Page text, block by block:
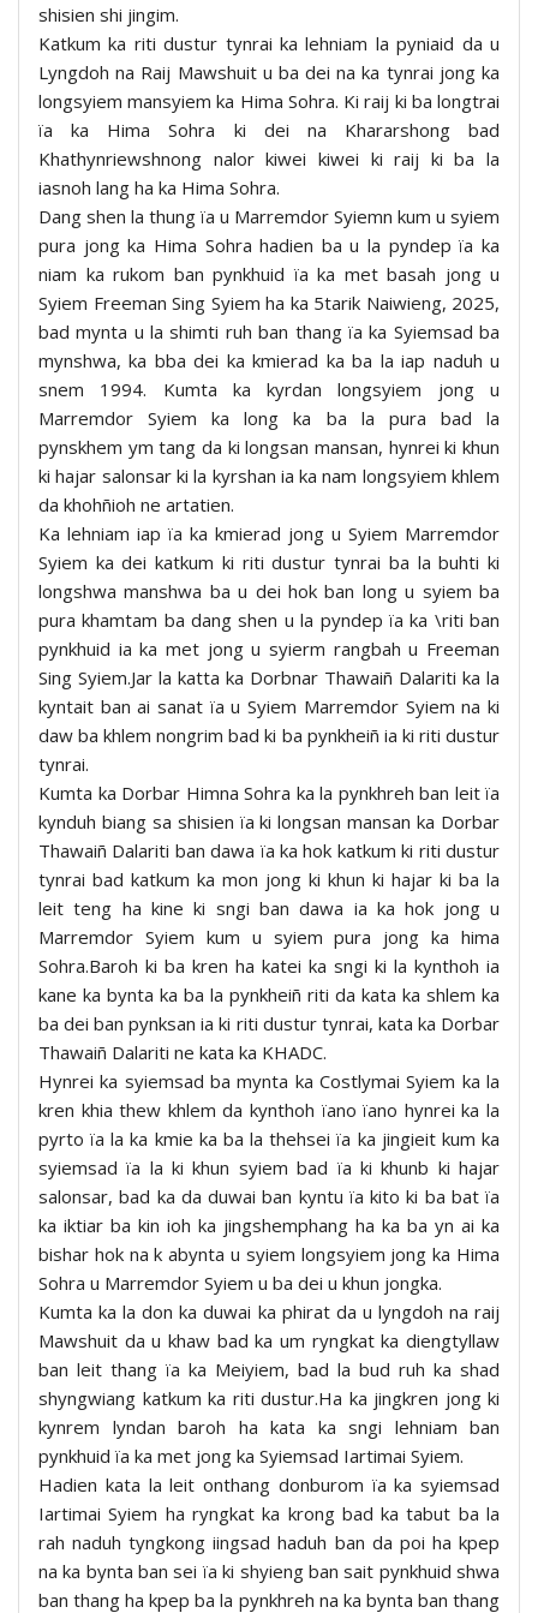
shisien shi jingim.
Katkum ka riti dustur tynrai ka lehniam la pyniaid da u
Lyngdoh na Raij Mawshuit u ba dei na ka tynrai jong ka
longsyiem mansyiem ka Hima Sohra. Ki raij ki ba longtrai
ïa ka Hima Sohra ki dei na Khararshong bad
Khathynriewshnong nalor kiwei kiwei ki raij ki ba la
iasnoh lang ha ka Hima Sohra.
Dang shen la thung ïa u Marremdor Syiemn kum u syiem
pura jong ka Hima Sohra hadien ba u la pyndep ïa ka
niam ka rukom ban pynkhuid ïa ka met basah jong u
Syiem Freeman Sing Syiem ha ka 5tarik Naiwieng, 2025,
bad mynta u la shimti ruh ban thang ïa ka Syiemsad ba
mynshwa, ka bba dei ka kmierad ka ba la iap naduh u
snem 1994. Kumta ka kyrdan longsyiem jong u
Marremdor Syiem ka long ka ba la pura bad la
pynskhem ym tang da ki longsan mansan, hynrei ki khun
ki hajar salonsar ki la kyrshan ia ka nam longsyiem khlem
da khohñioh ne artatien.
Ka lehniam iap ïa ka kmierad jong u Syiem Marremdor
Syiem ka dei katkum ki riti dustur tynrai ba la buhti ki
longshwa manshwa ba u dei hok ban long u syiem ba
pura khamtam ba dang shen u la pyndep ïa ka \riti ban
pynkhuid ia ka met jong u syierm rangbah u Freeman
Sing Syiem.Jar la katta ka Dorbnar Thawaiñ Dalariti ka la
kyntait ban ai sanat ïa u Syiem Marremdor Syiem na ki
daw ba khlem nongrim bad ki ba pynkheiñ ia ki riti dustur
tynrai.
Kumta ka Dorbar Himna Sohra ka la pynkhreh ban leit ïa
kynduh biang sa shisien ïa ki longsan mansan ka Dorbar
Thawaiñ Dalariti ban dawa ïa ka hok katkum ki riti dustur
tynrai bad katkum ka mon jong ki khun ki hajar ki ba la
leit teng ha kine ki sngi ban dawa ia ka hok jong u
Marremdor Syiem kum u syiem pura jong ka hima
Sohra.Baroh ki ba kren ha katei ka sngi ki la kynthoh ia
kane ka bynta ka ba la pynkheiñ riti da kata ka shlem ka
ba dei ban pynksan ia ki riti dustur tynrai, kata ka Dorbar
Thawaiñ Dalariti ne kata ka KHADC.
Hynrei ka syiemsad ba mynta ka Costlymai Syiem ka la
kren khia thew khlem da kynthoh ïano ïano hynrei ka la
pyrto ïa la ka kmie ka ba la thehsei ïa ka jingieit kum ka
syiemsad ïa la ki khun syiem bad ïa ki khunb ki hajar
salonsar, bad ka da duwai ban kyntu ïa kito ki ba bat ïa
ka iktiar ba kin ioh ka jingshemphang ha ka ba yn ai ka
bishar hok na k abynta u syiem longsyiem jong ka Hima
Sohra u Marremdor Syiem u ba dei u khun jongka.
Kumta ka la don ka duwai ka phirat da u lyngdoh na raij
Mawshuit da u khaw bad ka um ryngkat ka diengtyllaw
ban leit thang ïa ka Meiyiem, bad la bud ruh ka shad
shyngwiang katkum ka riti dustur.Ha ka jingkren jong ki
kynrem lyndan baroh ha kata ka sngi lehniam ban
pynkhuid ïa ka met jong ka Syiemsad Iartimai Syiem.
Hadien kata la leit onthang donburom ïa ka syiemsad
Iartimai Syiem ha ryngkat ka krong bad ka tabut ba la
rah naduh tyngkong iingsad haduh ban da poi ha kpep
na ka bynta ban sei ïa ki shyieng ban sait pynkhuid shwa
ban thang ha kpep ba la pynkhreh na ka bynta ban thang